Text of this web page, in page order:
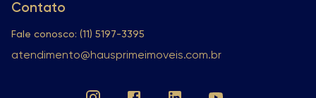
Contato
Fale conosco: (11) 5197-3395
atendimento@hausprimeimoveis.com.br